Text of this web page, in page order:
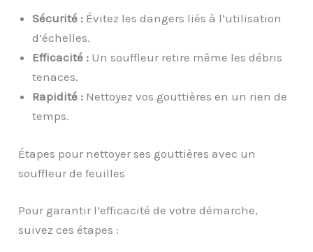
Sécurité : Évitez les dangers liés à l’utilisation
d’échelles.
Efficacité : Un souffleur retire même les débris
tenaces.
Rapidité : Nettoyez vos gouttières en un rien de
temps.
Étapes pour nettoyer ses gouttières avec un
souffleur de feuilles
Pour garantir l’efficacité de votre démarche,
suivez ces étapes :